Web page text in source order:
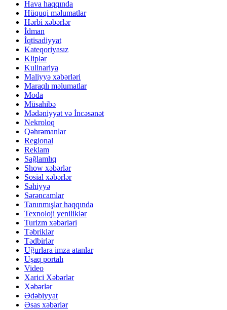
Hava haqqında
Hüquqi məlumatlar
Hərbi xəbərlər
İdman
İqtisadiyyat
Kateqoriyasız
Kliplər
Kulinariya
Maliyyə xəbərləri
Maraqlı məlumatlar
Moda
Müsahibə
Mədəniyyət və İncəsənət
Nekroloq
Qəhrəmanlar
Regional
Reklam
Sağlamlıq
Show xəbərlər
Sosial xəbərlər
Səhiyyə
Sərəncamlar
Tanınmışlar haqqında
Texnoloji yeniliklər
Turizm xəbərləri
Təbriklər
Tədbirlər
Uğurlara imza atanlar
Uşaq portalı
Video
Xarici Xəbərlər
Xəbərlər
Ədəbiyyat
Əsas xəbərlər